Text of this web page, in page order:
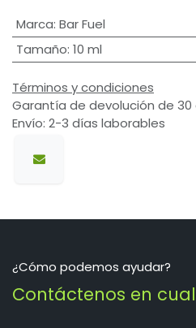
Marca: Bar Fuel
Tamaño: 10 ml
Términos y condiciones
Garantía de devolución de 30
Envío: 2-3 días laborables
¿Cómo podemos ayudar?
Contáctenos en